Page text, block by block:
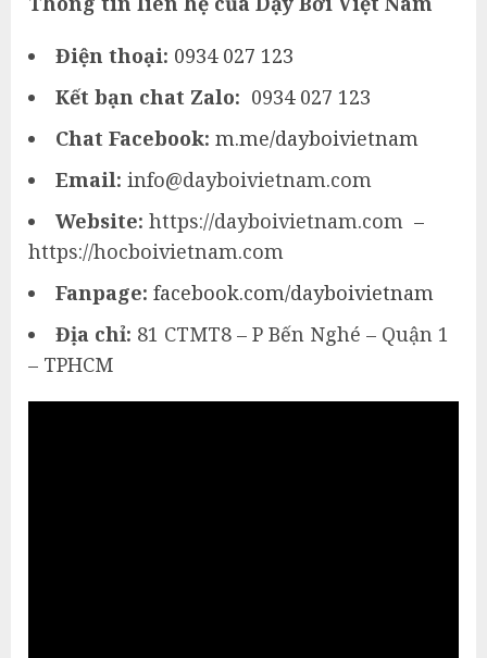
Điện thoại: 0934 027 123
Kết bạn chat Zalo: 0934 027 123
Chat Facebook: m.me/dayboivietnam
Email: info@dayboivietnam.com
Website: https://dayboivietnam.com –
https://hocboivietnam.com
Fanpage: facebook.com/dayboivietnam
Địa chỉ: 81 CTMT8 – P Bến Nghé – Quận 1
– TPHCM